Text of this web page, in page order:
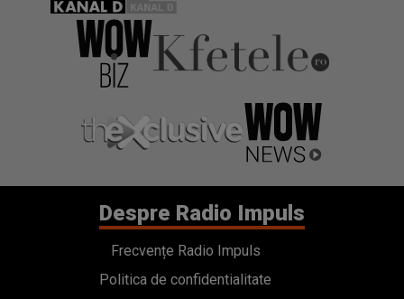
Despre Radio Impuls
Frecvențe Radio Impuls
Politica de confidentialitate